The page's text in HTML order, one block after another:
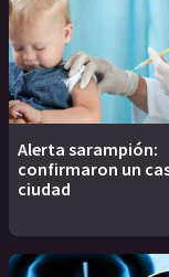
Alerta sarampión:
confirmaron un
ciudad